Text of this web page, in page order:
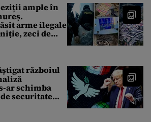
ample în
arme ilegale
zeci de
războiul
ar schimba
securitate